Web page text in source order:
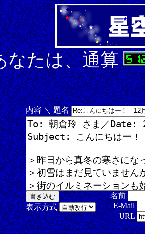
なたは、通算
内容 ＼ 題名
表示方式
名前
E-Mail
URL